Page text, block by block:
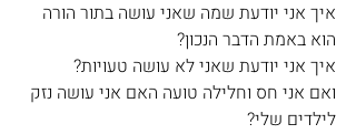
איך אני יודעת שמה שאני עושה בתור הורה
הוא באמת הדבר הנכון?
איך אני יודעת שאני לא עושה טעויות?
ואם אני חס וחלילה טועה האם אני עושה נזק
לילדים שלי?